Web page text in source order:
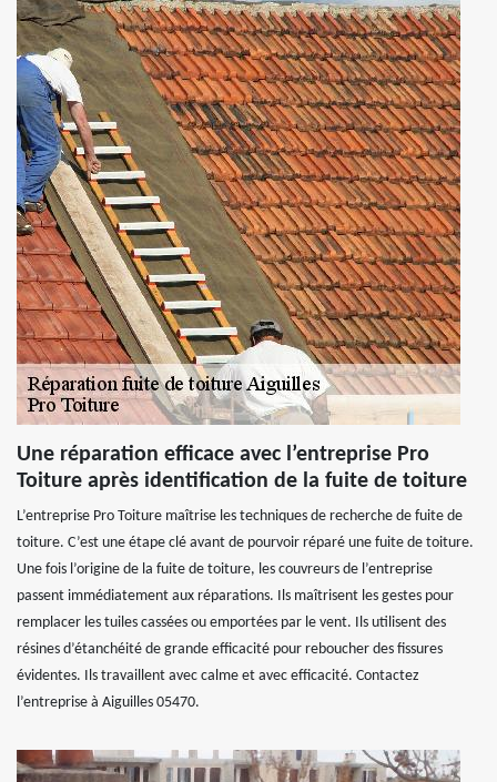
Une réparation efficace avec l’entreprise Pro
Toiture après identification de la fuite de toiture
L’entreprise Pro Toiture maîtrise les techniques de recherche de fuite de
toiture. C’est une étape clé avant de pourvoir réparé une fuite de toiture.
Une fois l’origine de la fuite de toiture, les couvreurs de l’entreprise
passent immédiatement aux réparations. Ils maîtrisent les gestes pour
remplacer les tuiles cassées ou emportées par le vent. Ils utilisent des
résines d’étanchéité de grande efficacité pour reboucher des fissures
évidentes. Ils travaillent avec calme et avec efficacité. Contactez
l’entreprise à Aiguilles 05470.